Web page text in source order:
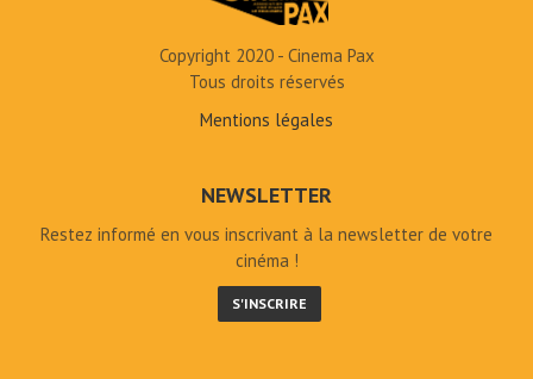
Copyright 2020 - Cinema Pax
Tous droits réservés
Mentions légales
NEWSLETTER
Restez informé en vous inscrivant à la newsletter de votre
cinéma !
S'INSCRIRE